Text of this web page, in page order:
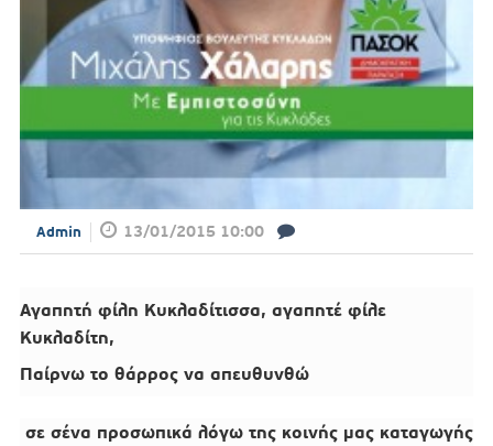
Admin 13/01/2015 10:00
Αγαπητή φίλη Κυκλαδίτισσα, αγαπητέ φίλε
Κυκλαδίτη,
Παίρνω το θάρρος να απευθυνθώ
σε σένα προσωπικά λόγω της κοινής μας καταγωγής